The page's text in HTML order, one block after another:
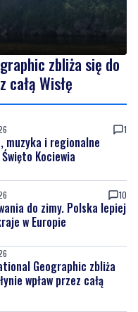
zbliża się do
całą Wisłę
1
muzyka i regionalne
Kociewia
10
do zimy. Polska lepiej
w Europie
Geographic zbliża
wpław przez całą